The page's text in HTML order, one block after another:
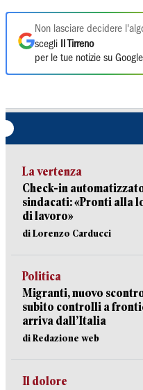
Non lasciare decidere
scegli
Il Tirreno
per le tue notizie su Google
La vertenza
Check-in
sindacati: «Pronti alla
di lavoro»
di Lorenzo Carducci
Politica
Migranti, nuovo
subito controlli a
arriva dall’Italia
di Redazione web
Il dolore